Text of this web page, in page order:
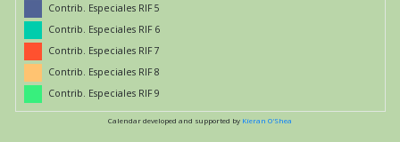
Contrib. Especiales RIF 5
Contrib. Especiales RIF 6
Contrib. Especiales RIF 7
Contrib. Especiales RIF 8
Contrib. Especiales RIF 9
Calendar developed and supported by Kieran O'Shea